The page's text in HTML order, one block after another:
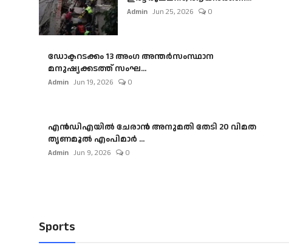
Admin Jun 25, 2026 0
ഡോക്ടറടക്കം 13 അംഗ അന്തർസംസ്ഥാന
മനുഷ്യക്കടത്ത് സംഘ...
Admin Jun 19, 2026 0
എൻഡിഎയിൽ ചേരാൻ അനുമതി തേടി 20 വിമത
തൃണമൂൽ എംപിമാർ ...
Admin Jun 9, 2026 0
Sports